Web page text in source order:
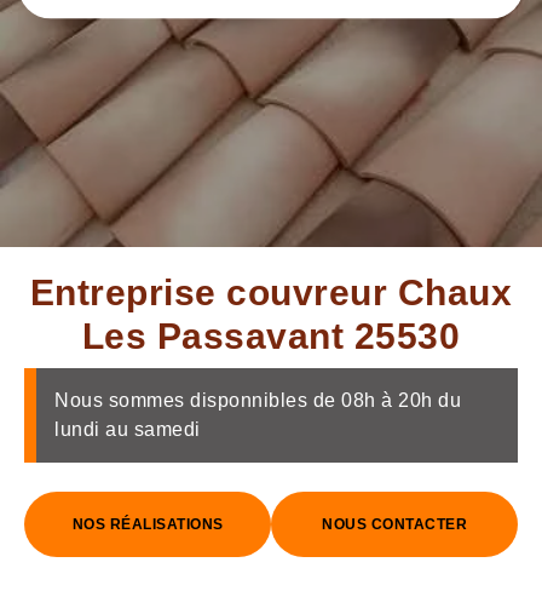
Entreprise couvreur Chaux
Les Passavant 25530
Nous sommes disponnibles de 08h à 20h du
lundi au samedi
NOS RÉALISATIONS NOUS CONTACTER